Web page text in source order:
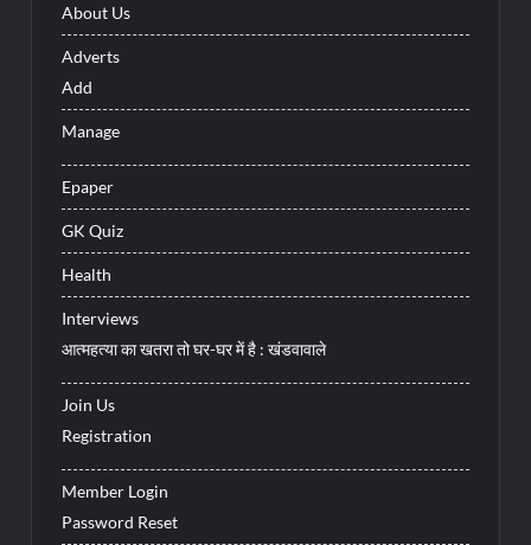
About Us
Adverts
Add
Manage
Epaper
GK Quiz
Health
Interviews
आत्महत्या का खतरा तो घर-घर में है : खंडवावाले
Join Us
Registration
Member Login
Password Reset